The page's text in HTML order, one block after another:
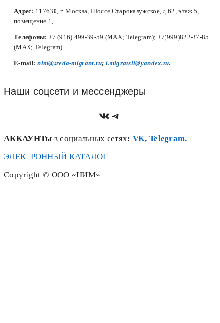
Адрес: 117630, г. Москва, Шоссе Старокалужское, д.62, этаж 5,
помещение 1,
Телефоны: +7 (916) 499-39-59 (MAX; Telegram); +7(999)822-37-85
(MAX; Telegram)
Е-mail:nim@sreda-migrant.ru;i.migratsii@yandex.ru.
Наши соцсети и мессенджеры
https://vk.com/
Telegram
АККАУНТы в социальных сетях: VK, Telegram.
ЭЛЕКТРОННЫЙ КАТАЛОГ
Copyright © ООО «НИМ»